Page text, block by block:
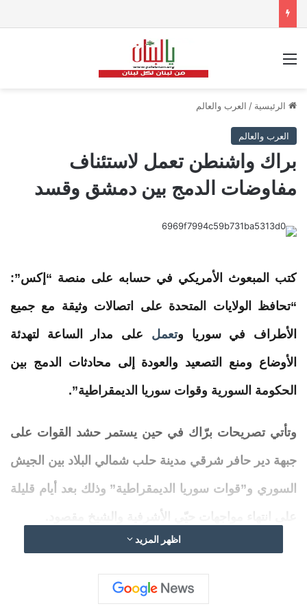
الرئيسية / العرب والعالم
العرب والعالم
براك واشنطن تعمل لاستئناف
مفاوضات الدمج بين دمشق وقسد
كتب المبعوث الأمريكي في حسابه على منصة “إكس”:
“تحافظ الولايات المتحدة على اتصالات وثيقة مع جميع
الأطراف في سوريا وتعمل على مدار الساعة لتهدئة
الأوضاع ومنع التصعيد والعودة إلى محادثات الدمج بين
الحكومة السورية وقوات سوريا الديمقراطية”.
وتأتي تصريحات برّاك في حين يستمر حشد القوات على
جبهة دير حافر شرقي مدينة حلب شمالي البلاد بين الجيش
السوري و”قوات سوريا الديمقراطية” وذلك بعد أيام قليلة
بتعطيل تنفيذ بنود “اتفاق 10 مارس” الذي وقعه
اظهر المزيد